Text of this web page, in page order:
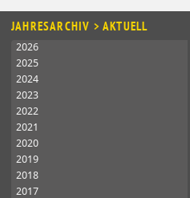
JAHRESARCHIV > AKTUELL
2026
2025
2024
2023
2022
2021
2020
2019
2018
2017